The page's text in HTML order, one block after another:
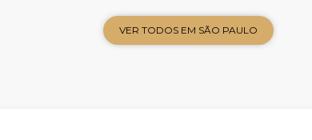
VER TODOS EM SÃO PAULO